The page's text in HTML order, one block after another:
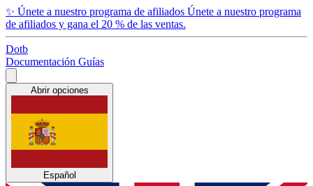
✨ Únete a nuestro programa de afiliados Únete a nuestro programa
de afiliados y gana el 20 % de las ventas.
Dotb
Documentación Guías
Abrir opciones
Español